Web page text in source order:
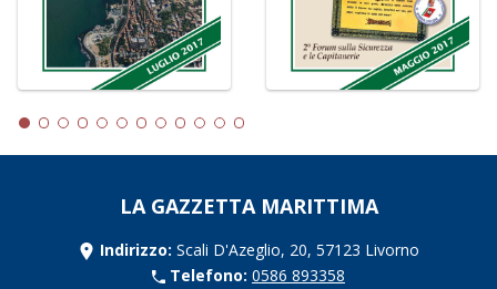
LA GAZZETTA MARITTIMA
Indirizzo: Scali D'Azeglio, 20, 57123 Livorno
Telefono: 0586 893358